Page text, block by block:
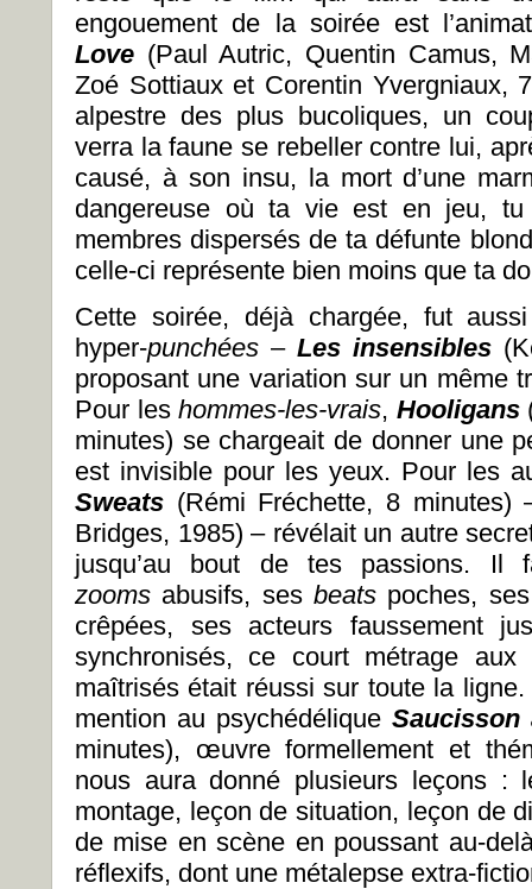
engouement de la soirée est
Love (Paul Autric, Quentin Camus,
Zoé Sottiaux et Corentin Yvergniaux,
alpestre des plus bucoliques, un
verra la faune se rebeller contre lui,
causé, à son insu, la mort d’une
dangereuse où ta vie est en jeu, tu
membres dispersés de ta défunte
celle-ci représente bien moins que ta
Cette soirée, déjà chargée, fut
hyper-punchées – Les insensibles
proposant une variation sur un même
Pour les hommes-les-vrais, Hooligans
minutes) se chargeait de donner une
est invisible pour les yeux. Pour les
Sweats (Rémi Fréchette, 8
Bridges, 1985) – révélait un autre
jusqu’au bout de tes passions. Il
zooms abusifs, ses beats poches,
crêpées, ses acteurs faussement
synchronisés, ce court métrage
maîtrisés était réussi sur toute la
mention au psychédélique Saucisson
minutes), œuvre formellement et
nous aura donné plusieurs leçons :
montage, leçon de situation, leçon de
de mise en scène en poussant au-
réflexifs, dont une métalepse extra-